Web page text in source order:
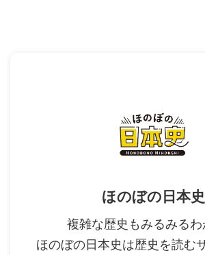
ほのぼの日本史
複雑な歴史もみるみるわ
ほのぼの日本史は歴史を読む